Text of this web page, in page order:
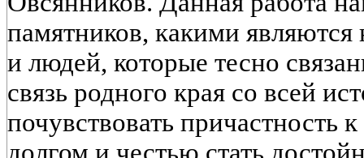
памятников, какими
и людей, которые тесно
связь родного края со всей
почувствовать причастность